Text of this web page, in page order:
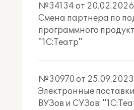
№34134 от 20.02.2026
Смена партнера по
программного
"1С:Театр"
№30970 от 25.09.2023
Электронные
ВУЗов и СУЗов: